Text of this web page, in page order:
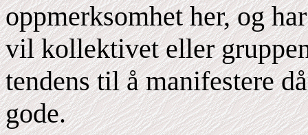
oppmerksomhet her, og
vil kollektivet eller
tendens til å manifestere
gode.